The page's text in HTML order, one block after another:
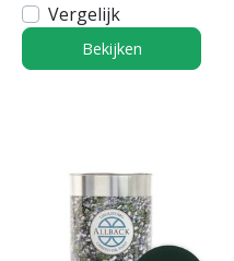
Vergelijk
Bekijken